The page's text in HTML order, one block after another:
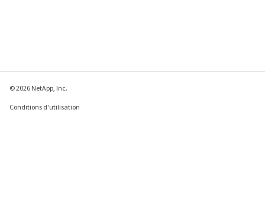
© 2026 NetApp, Inc.
Conditions d'utilisation